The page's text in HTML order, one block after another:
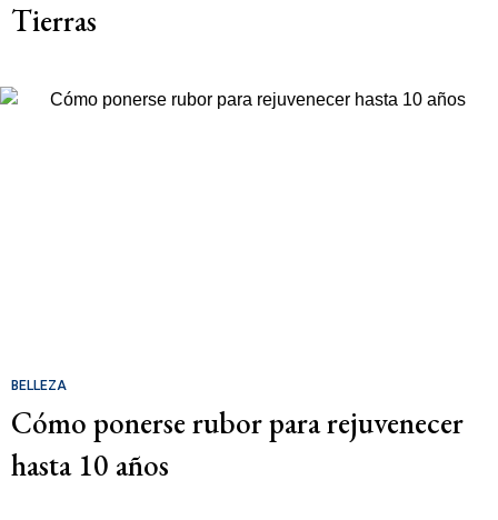
Tierras
BELLEZA
Cómo ponerse rubor para rejuvenecer
hasta 10 años